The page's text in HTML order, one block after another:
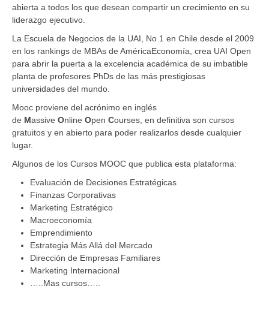
abierta a todos los que desean compartir un crecimiento en su
liderazgo ejecutivo.
La Escuela de Negocios de la UAI, No 1 en Chile desde el 2009
en los rankings de MBAs de AméricaEconomía, crea UAI Open
para abrir la puerta a la excelencia académica de su imbatible
planta de profesores PhDs de las más prestigiosas
universidades del mundo.
Mooc proviene del acrónimo en inglés
de Massive Online Open Courses, en definitiva son cursos
gratuitos y en abierto para poder realizarlos desde cualquier
lugar.
Algunos de los Cursos MOOC que publica esta plataforma:
Evaluación de Decisiones Estratégicas
Finanzas Corporativas
Marketing Estratégico
Macroeconomía
Emprendimiento
Estrategia Más Allá del Mercado
Dirección de Empresas Familiares
Marketing Internacional
…..Mas cursos…..